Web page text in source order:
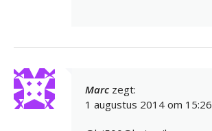
Marc zegt:
1 augustus 2014 om 15:26